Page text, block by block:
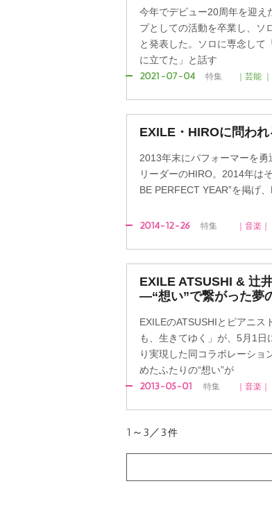
今年でデビュー20周年を迎え
プとしての活動を卒業し、ソ
と発表した。ソロに専念して
に立てた」と話す
2021-07-04 特集 ｜芸能 ｜
EXILE・HIROに問わ
2013年末にパフォーマーを
リーダーのHIRO。2014年は
BE PERFECT YEAR”を掲げ
2014-12-26 特集 ｜音楽｜
EXILE ATSUSHI & 辻
―“想い”で繋がった夢
EXILEのATSUSHIとピアニス
も、生きてゆく」が、5月1日
り実現した同コラボレーショ
めたふたりの“想い”が
2013-05-01 特集 ｜音楽｜
1～3／3件